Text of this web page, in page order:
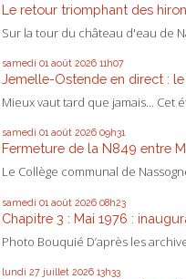
Le retour triomphant des
Sur la tour du château d'eau de
samedi 01 août 2026 11h07
Jemelle-Ostende en direct : le
Mieux vaut tard que jamais... Cet
samedi 01 août 2026 09h31
Fermeture de la N849 entre
Le Collège communal de
samedi 01 août 2026 08h23
Chapitre 3 : Mai 1976 :
Photo Bouquié D’après les
lundi 27 juillet 2026 13h33